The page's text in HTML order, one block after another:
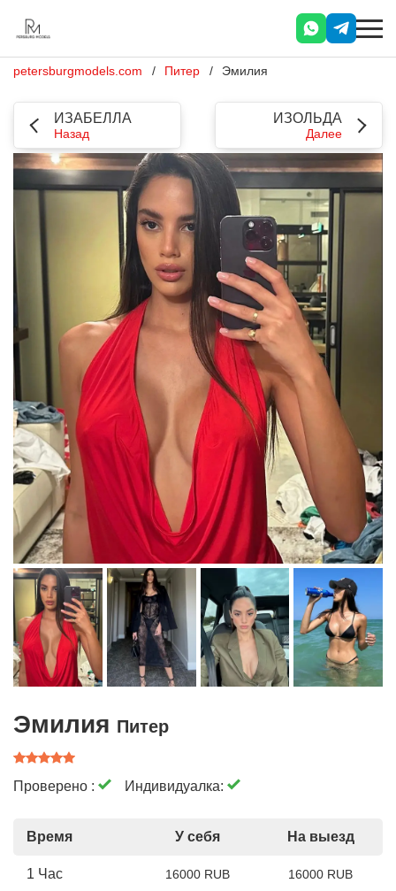
petersburgmodels.com Питер Эмилия
ИЗАБЕЛЛА
Назад
ИЗОЛЬДА
Далее
Эмилия Питер
Проверено : Индивидуалка:
Время У себя На выезд
1 Час 16000 RUB 16000 RUB